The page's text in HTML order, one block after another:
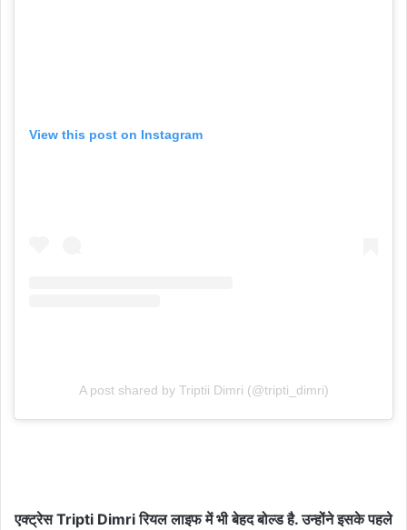
View this post on Instagram
A post shared by Triptii Dimri (@tripti_dimri)
एक्ट्रेस Tripti Dimri रियल लाइफ में भी बेहद बोल्ड है. उन्होंने इसके पहले